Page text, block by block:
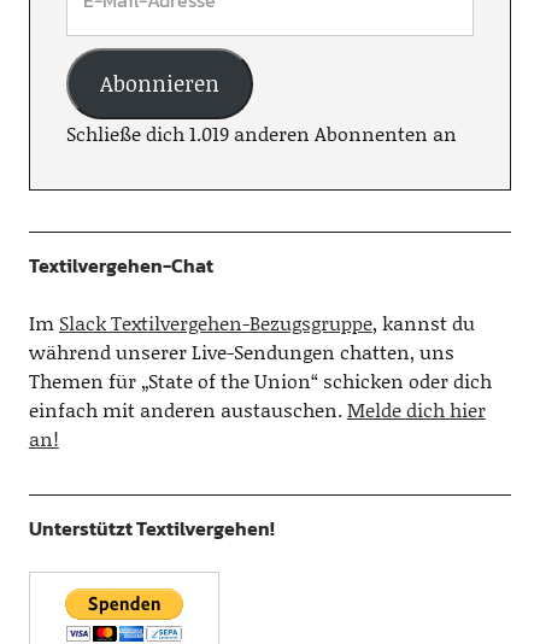
Abonnieren
Schließe dich 1.019 anderen Abonnenten an
Textilvergehen-Chat
Im Slack Textilvergehen-Bezugsgruppe, kannst du
während unserer Live-Sendungen chatten, uns
Themen für „State of the Union“ schicken oder dich
einfach mit anderen austauschen.Melde dich hier
an!
Unterstützt Textilvergehen!